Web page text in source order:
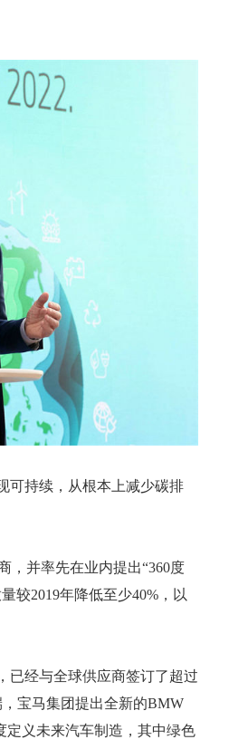
可持续，从根本上减少碳排
，并率先在业内提出“360度
较2019年降低至少40%，以
已经与全球供应商签订了超过
宝马集团提出全新的BMW
定义未来汽车制造，其中绿色